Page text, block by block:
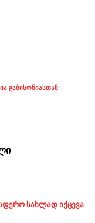
გაბისონიასთან
სახლად იქცევა